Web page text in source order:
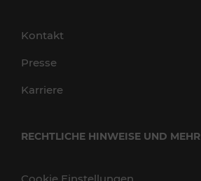
Kontakt
Presse
Karriere
RECHTLICHE HINWEISE UND MEHR